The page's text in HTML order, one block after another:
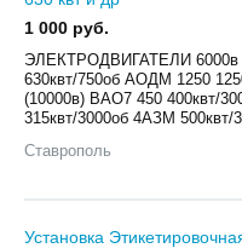
1 000 руб.
ЭЛЕКТРОДВИГАТЕЛИ 6000в
630квт/750об АОДМ 1250
(10000в) ВАО7 450 400квт/
315квт/3000об 4АЗМ 500квт/
Ставрополь
Установка